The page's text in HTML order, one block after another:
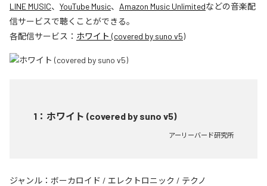
LINE MUSIC、 YouTube Music、 Amazon Music Unlimitedなどの音楽配
信サービスで聴くことができる。
各配信サービス： ホワイト (covered by suno v5)
1 ： ホワイト (covered by suno v5)
アーリーバード研究所
ジャンル： ボーカロイド / エレクトロニック / テクノ